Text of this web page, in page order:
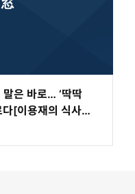
은 바로… ‘딱딱
다[이용재의 식사의